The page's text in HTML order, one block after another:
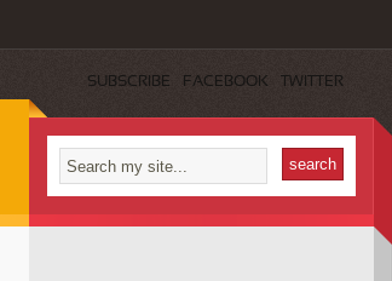
SUBSCRIBE FACEBOOK TWITTER